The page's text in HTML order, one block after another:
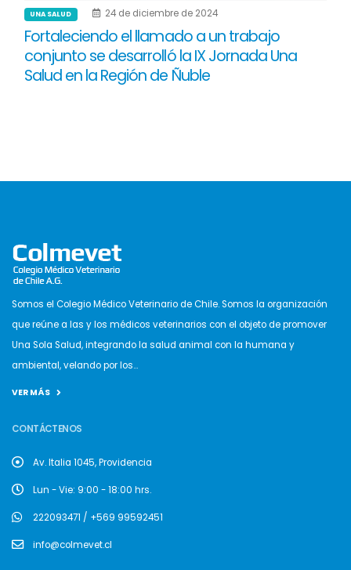
UNA SALUD 24 de diciembre de 2024
Fortaleciendo el llamado a un trabajo
conjunto se desarrolló la IX Jornada Una
Salud en la Región de Ñuble
Somos el Colegio Médico Veterinario de Chile. Somos la organización
que reúne a las y los médicos veterinarios con el objeto de promover
Una Sola Salud, integrando la salud animal con la humana y
ambiental, velando por los...
VER MÁS
CONTÁCTENOS
Av. Italia 1045, Providencia
Lun - Vie: 9:00 - 18:00 hrs.
222093471 / +569 99592451
info@colmevet.cl